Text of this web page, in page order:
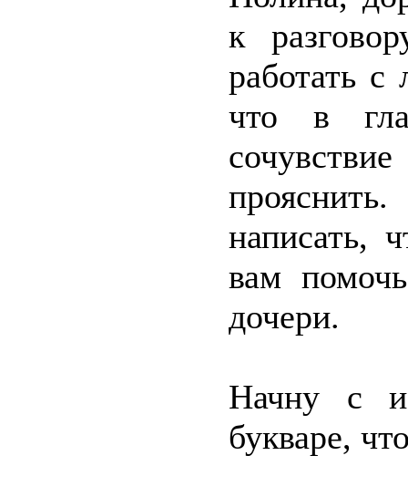
к
работать с
что в
написать,
вам
дочери.
Начну с
букваре,